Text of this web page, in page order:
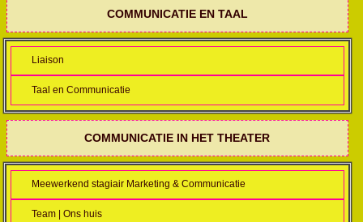
COMMUNICATIE EN TAAL
Liaison
Taal en Communicatie
COMMUNICATIE IN HET THEATER
Meewerkend stagiair Marketing & Communicatie
Team | Ons huis